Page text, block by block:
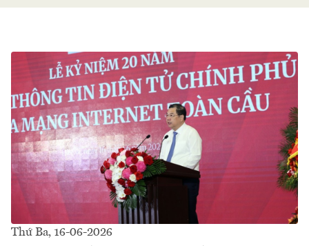
Thứ Ba, 16-06-2026